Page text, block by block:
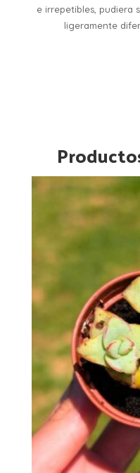
e irrepetibles, pudiera
ligeramente